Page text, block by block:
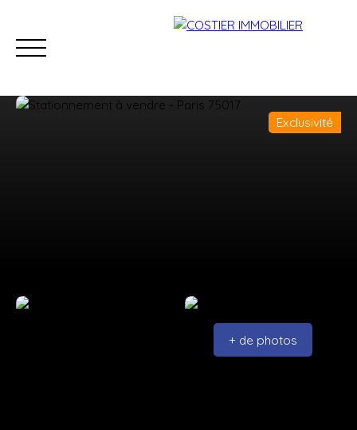
Exclusivité
+ de photos